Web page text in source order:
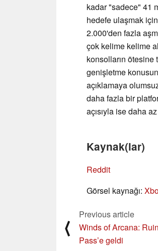
kadar "sadece" 41
hedefe ulaşmak
2.000'den fazla
çok kelime kelime
konsolların
genişletme
açıklamaya
daha fazla bir
açısıyla ise daha
Kaynak(lar)
Reddit
Görsel kaynağı:
⟨
Previous article
Winds of Arcana:
Pass’e geldi